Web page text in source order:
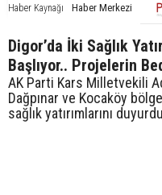
Haber Kaynağı Haber Merkezi
Digor’da İki Sağlık
Başlıyor.. Projelerin
AK Parti Kars Milletvekili
Dağpınar ve Kocaköy
sağlık yatırımlarını